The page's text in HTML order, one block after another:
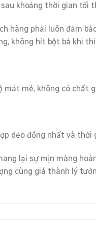
khoảng thời gian tối
hàng phải luôn đảm
không hít bột bả khi
mát mẻ, không có chất
dẻo đồng nhất và
lại sự mịn màng
cùng giá thành lý